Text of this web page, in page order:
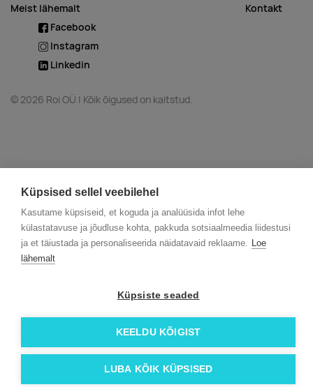
Küpsised sellel veebilehel
Kasutame küpsiseid, et koguda ja analüüsida infot lehe
külastatavuse ja jõudluse kohta, pakkuda sotsiaalmeedia liidestusi
ja et täiustada ja personaliseerida näidatavaid reklaame. Loe
lähemalt
Küpsiste seaded
KEELDU KÕIGIST
LUBA KÕIK KÜPSISED
Meist lähemalt
Kontakt
Facebook
Instagram
Linkedin
© 2026 Roi OÜ | Kõik õigused on kaitstud.